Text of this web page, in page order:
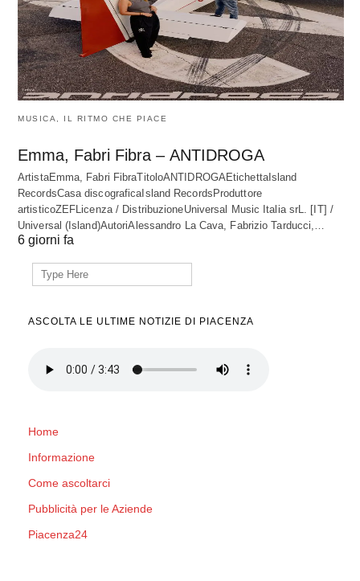
MUSICA, IL RITMO CHE PIACE
Emma, Fabri Fibra – ANTIDROGA
ArtistaEmma, Fabri FibraTitoloANTIDROGAEtichettaIsland
RecordsCasa discograficaIsland RecordsProduttore
artisticoZEFLicenza / DistribuzioneUniversal Music Italia srL. [IT] /
Universal (Island)AutoriAlessandro La Cava, Fabrizio Tarducci,…
6 giorni fa
Search
for:
ASCOLTA LE ULTIME NOTIZIE DI PIACENZA
Home
Informazione
Come ascoltarci
Pubblicità per le Aziende
Piacenza24